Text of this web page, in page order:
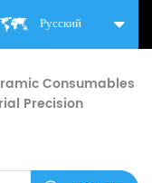
Русский
Consumables
Precision